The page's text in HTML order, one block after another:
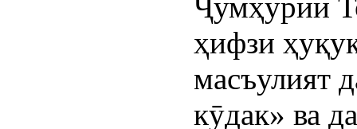
ҳифзи
масъулият
кӯдак» ва